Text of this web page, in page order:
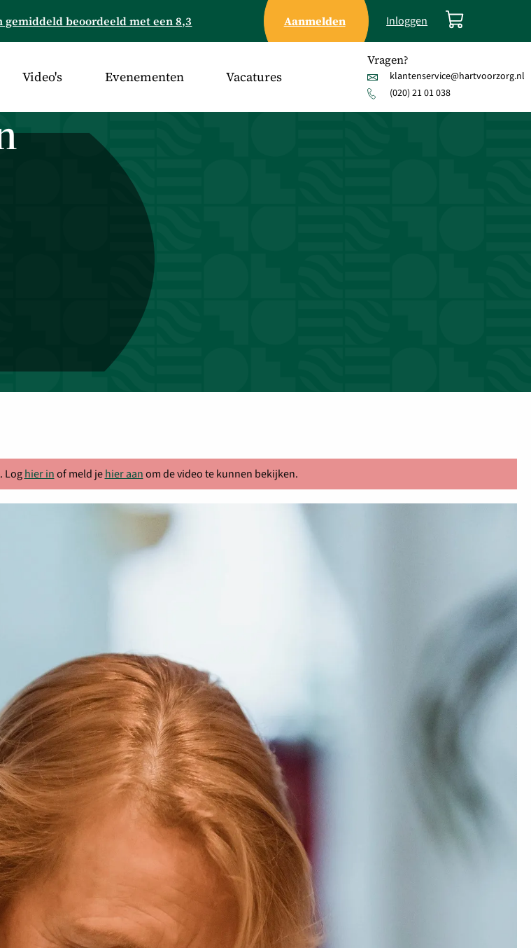
beoordeeld met een 8,3 Aanmelden Inloggen
Video's Evenementen Vacatures
Vragen?
klantenservice@hartvoorzorg.nl
(020) 21 01 038
Loghier inof meld jehier aanom de video te kunnen bekijken.